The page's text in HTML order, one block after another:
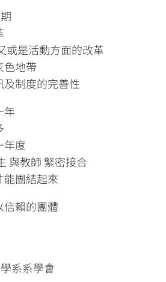
或是活動方面的改革
色地帶
制度的完善性
年
年度
與教師 緊密接合
能團結起來
信賴的團體
系系學會